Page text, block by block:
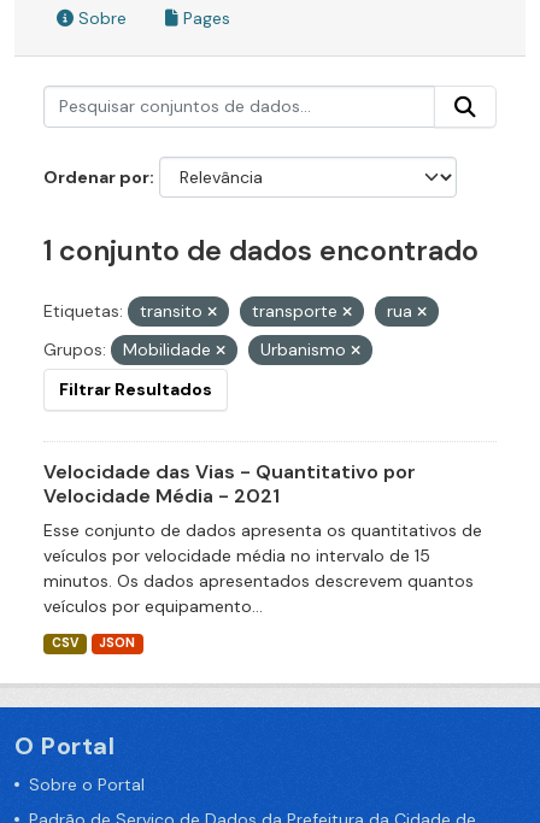
Sobre Pages
Ordenar por
1 conjunto de dados encontrado
Etiquetas: transito transporte
rua
Grupos:
Mobilidade
Urbanismo
Filtrar Resultados
Velocidade das Vias - Quantitativo por
Velocidade Média - 2021
Esse conjunto de dados apresenta os quantitativos de
veículos por velocidade média no intervalo de 15
minutos. Os dados apresentados descrevem quantos
veículos por equipamento...
CSV JSON
O Portal
Sobre o Portal